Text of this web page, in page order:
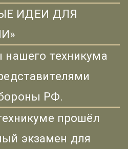
ИДЕИ ДЛЯ
техникума
РФ.
прошёл
экзамен для